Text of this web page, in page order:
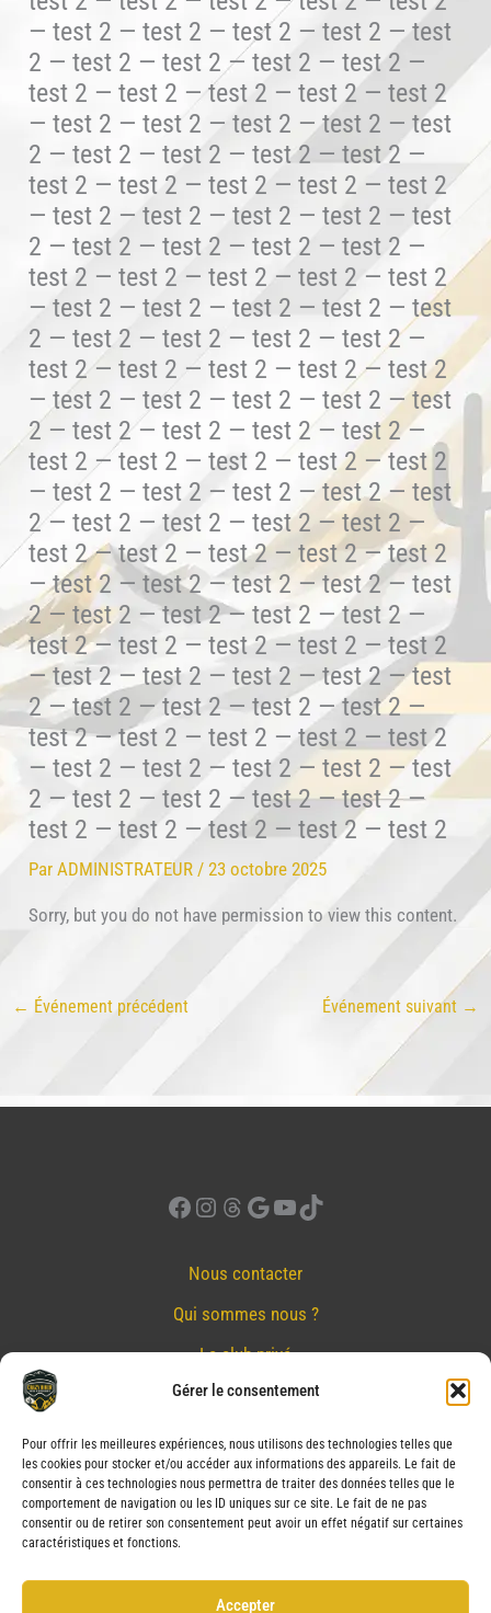
Gérer le consentement
Pour offrir les meilleures expériences, nous utilisons des technologies telles que
les cookies pour stocker et/ou accéder aux informations des appareils. Le fait de
consentir à ces technologies nous permettra de traiter des données telles que le
comportement de navigation ou les ID uniques sur ce site. Le fait de ne pas
consentir ou de retirer son consentement peut avoir un effet négatif sur certaines
caractéristiques et fonctions.
Accepter
— test 2 — test 2 — test 2 — test 2 — test
2 — test 2 — test 2 — test 2 — test 2 —
test 2 — test 2 — test 2 — test 2 — test 2
— test 2 — test 2 — test 2 — test 2 — test
2 — test 2 — test 2 — test 2 — test 2 —
test 2 — test 2 — test 2 — test 2 — test 2
— test 2 — test 2 — test 2 — test 2 — test
2 — test 2 — test 2 — test 2 — test 2 —
test 2 — test 2 — test 2 — test 2 — test 2
— test 2 — test 2 — test 2 — test 2 — test
2 — test 2 — test 2 — test 2 — test 2 —
test 2 — test 2 — test 2 — test 2 — test 2
— test 2 — test 2 — test 2 — test 2 — test
2 — test 2 — test 2 — test 2 — test 2 —
test 2 — test 2 — test 2 — test 2 — test 2
— test 2 — test 2 — test 2 — test 2 — test
2 — test 2 — test 2 — test 2 — test 2 —
test 2 — test 2 — test 2 — test 2 — test 2
— test 2 — test 2 — test 2 — test 2 — test
2 — test 2 — test 2 — test 2 — test 2 —
test 2 — test 2 — test 2 — test 2 — test 2
— test 2 — test 2 — test 2 — test 2 — test
2 — test 2 — test 2 — test 2 — test 2 —
test 2 — test 2 — test 2 — test 2 — test 2
— test 2 — test 2 — test 2 — test 2 — test
2 — test 2 — test 2 — test 2 — test 2 —
test 2 — test 2 — test 2 — test 2 — test 2
ParADMINISTRATEUR /23 octobre 2025
Sorry, but you do not have permission to view this content.
← Événement précédent Événement suivant →
Facebook
Instagram
Threads
Google
YouTube
TikTok
Nous contacter
Qui sommes nous ?
Le club privé
Réserver
Nos partenaires
Mentions Légales
Conditions générales de vente
Politique de cookies (UE)